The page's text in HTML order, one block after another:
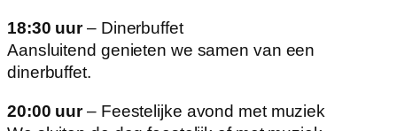
18:30 uur– Dinerbuffet
Aansluitend genieten we samen van een
dinerbuffet.
20:00 uur– Feestelijke avond met muziek